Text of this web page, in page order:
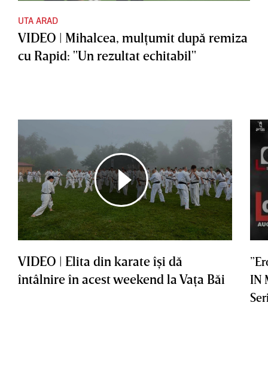
UTA ARAD
VIDEO | Mihalcea, mulţumit după remiza
cu Rapid: "Un rezultat echitabil"
VIDEO | Elita din karate îşi dă
întâlnire în acest weekend la Vaţa Băi
IN